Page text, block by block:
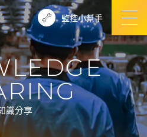
監控小幫手
識分享